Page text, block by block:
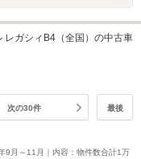
レガシィB4（全国）の中古車
次の30件 最後
9月～11月｜内容：物件数合計1万